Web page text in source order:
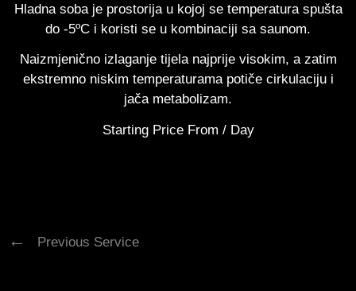
Hladna soba je prostorija u kojoj se temperatura spušta
do -5ºC i koristi se u kombinaciji sa saunom.
Naizmjenično izlaganje tijela najprije visokim, a zatim
ekstremno niskim temperaturama potiče cirkulaciju i
jača metabolizam.
Starting Price From / Day
Previous Service